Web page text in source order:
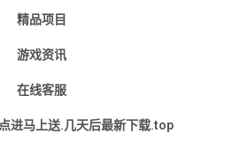
精品项目
游戏资讯
在线客服
进马上送.几天后最新下载.top